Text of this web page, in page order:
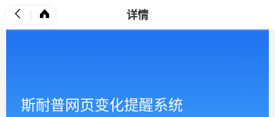
详情
斯耐普网页变化提醒系统